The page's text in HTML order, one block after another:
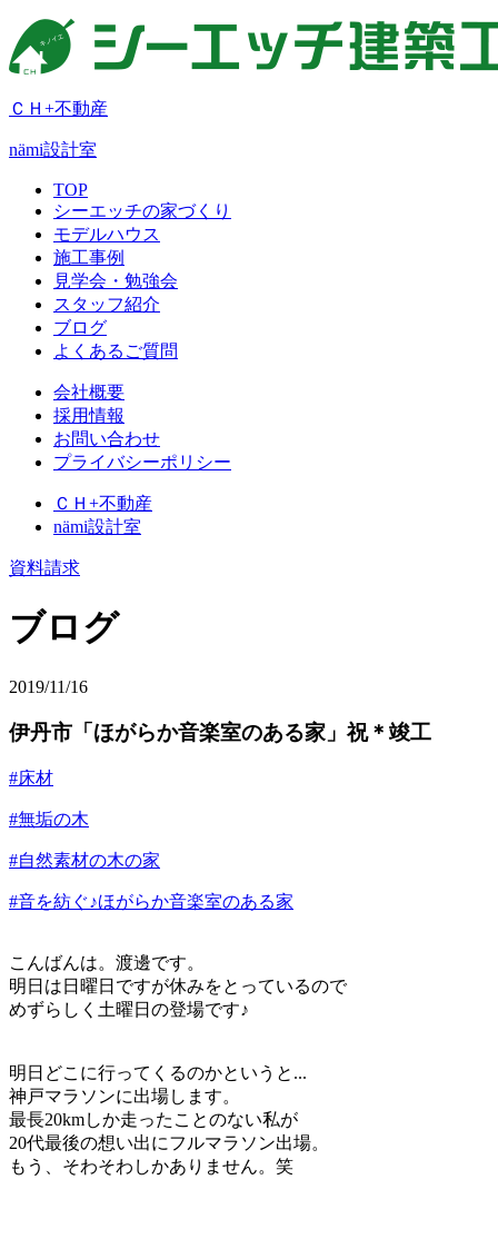
ＣＨ+不動産
nämi設計室
TOP
シーエッチの家づくり
モデルハウス
施工事例
見学会・勉強会
スタッフ紹介
ブログ
よくあるご質問
会社概要
採用情報
お問い合わせ
プライバシーポリシー
ＣＨ+不動産
nämi設計室
資料請求
ブログ
2019/11/16
伊丹市「ほがらか音楽室のある家」祝＊竣工
#床材
#無垢の木
#自然素材の木の家
#音を紡ぐ♪ほがらか音楽室のある家
こんばんは。渡邊です。
明日は日曜日ですが休みをとっているので
めずらしく土曜日の登場です♪
明日どこに行ってくるのかというと...
神戸マラソンに出場します。
最長20kmしか走ったことのない私が
20代最後の想い出にフルマラソン出場。
もう、そわそわしかありません。笑